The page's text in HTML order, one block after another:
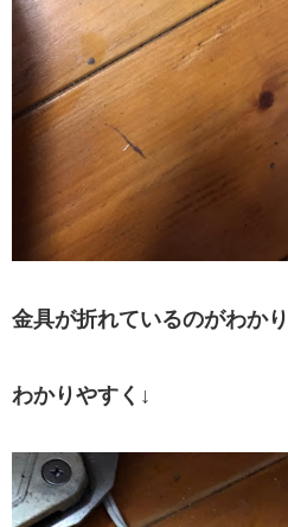
金具が折れているのがわか
わかりやすく↓